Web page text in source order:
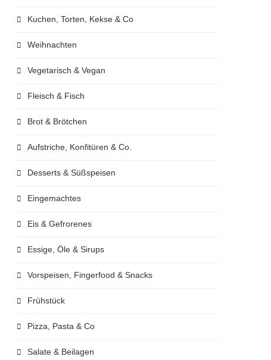
Kuchen, Torten, Kekse & Co
Weihnachten
Vegetarisch & Vegan
Fleisch & Fisch
Brot & Brötchen
Aufstriche, Konfitüren & Co.
Desserts & Süßspeisen
Eingemachtes
Eis & Gefrorenes
Essige, Öle & Sirups
Vorspeisen, Fingerfood & Snacks
Frühstück
Pizza, Pasta & Co
Salate & Beilagen